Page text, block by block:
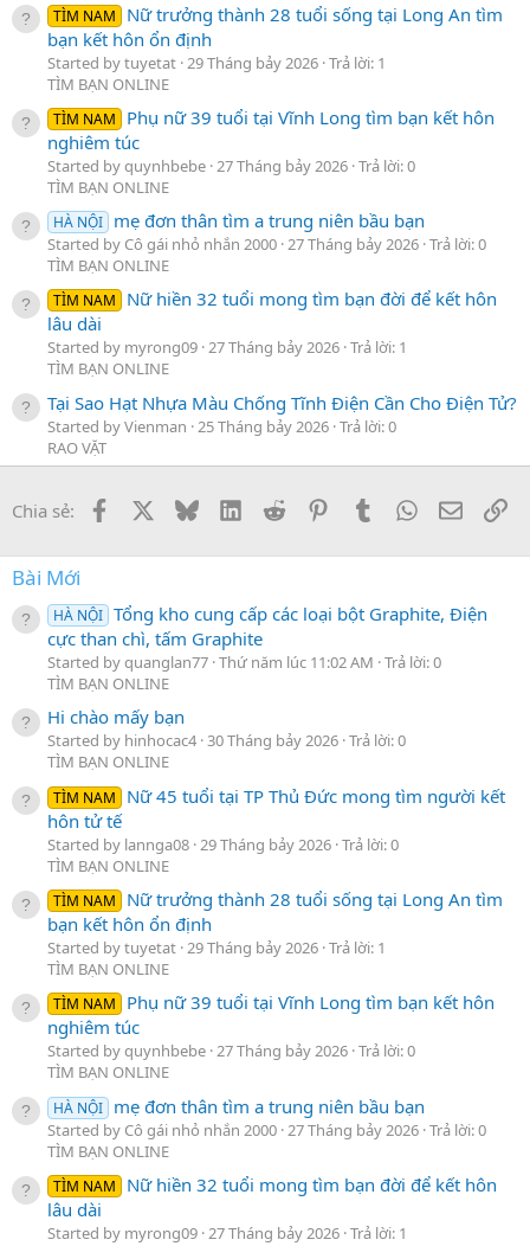
TÌM NAM
Nữ trưởng thành 28 tuổi sống tại Long An tìm
bạn kết hôn ổn định
Started by tuyetat 29 Tháng bảy 2026 Trả lời: 1
TÌM BẠN ONLINE
TÌM NAM
Phụ nữ 39 tuổi tại Vĩnh Long tìm bạn kết hôn
nghiêm túc
Started by quynhbebe 27 Tháng bảy 2026 Trả lời: 0
TÌM BẠN ONLINE
HÀ NỘI mẹ đơn thân tìm a trung niên bầu bạn
Started by Cô gái nhỏ nhắn 2000 27 Tháng bảy 2026 Trả lời: 0
TÌM BẠN ONLINE
TÌM NAM
Nữ hiền 32 tuổi mong tìm bạn đời để kết hôn
lâu dài
Started by myrong09 27 Tháng bảy 2026 Trả lời: 1
TÌM BẠN ONLINE
Tại Sao Hạt Nhựa Màu Chống Tĩnh Điện Cần Cho Điện Tử?
Started by Vienman 25 Tháng bảy 2026 Trả lời: 0
RAO VẶT
Chia sẻ: Facebook BlueskyLinkedInReddit PinterestTumblrWhatsApp
Email
Bài Mới
HÀ NỘI Tổng kho cung cấp các loại bột Graphite, Điện
cực than chì, tấm Graphite
Started by quanglan77 Thứ năm lúc 11:02 AM Trả lời: 0
TÌM BẠN ONLINE
Hi chào mấy bạn
Started by hinhocac4 30 Tháng bảy 2026 Trả lời: 0
TÌM BẠN ONLINE
TÌM NAM
Nữ 45 tuổi tại TP Thủ Đức mong tìm người kết
hôn tử tế
Started by lannga08 29 Tháng bảy 2026 Trả lời: 0
TÌM BẠN ONLINE
TÌM NAM
Nữ trưởng thành 28 tuổi sống tại Long An tìm
bạn kết hôn ổn định
Started by tuyetat 29 Tháng bảy 2026 Trả lời: 1
TÌM BẠN ONLINE
TÌM NAM
Phụ nữ 39 tuổi tại Vĩnh Long tìm bạn kết hôn
nghiêm túc
Started by quynhbebe 27 Tháng bảy 2026 Trả lời: 0
TÌM BẠN ONLINE
HÀ NỘI mẹ đơn thân tìm a trung niên bầu bạn
Started by Cô gái nhỏ nhắn 2000 27 Tháng bảy 2026 Trả lời: 0
TÌM BẠN ONLINE
TÌM NAM
Nữ hiền 32 tuổi mong tìm bạn đời để kết hôn
lâu dài
Started by myrong09 27 Tháng bảy 2026 Trả lời: 1